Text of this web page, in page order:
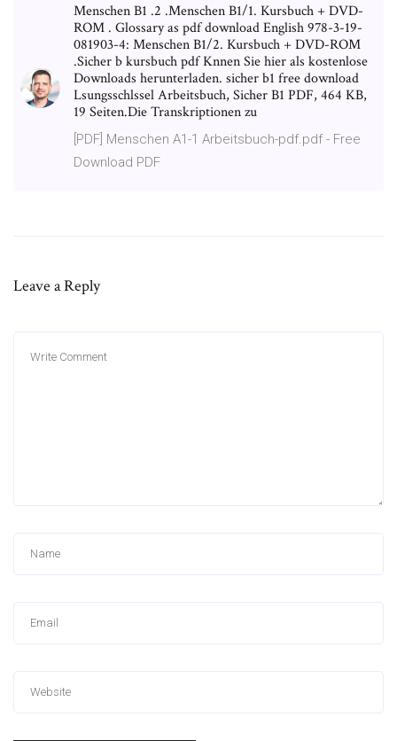
Menschen B1 .2 .Menschen B1/1. Kursbuch + DVD-
ROM . Glossary as pdf download English 978-3-19-
081903-4: Menschen B1/2. Kursbuch + DVD-ROM
.Sicher b kursbuch pdf Knnen Sie hier als kostenlose
Downloads herunterladen. sicher b1 free download
Lsungsschlssel Arbeitsbuch, Sicher B1 PDF, 464 KB,
19 Seiten.Die Transkriptionen zu
[PDF] Menschen A1-1 Arbeitsbuch-pdf.pdf - Free
Download PDF
Leave a Reply